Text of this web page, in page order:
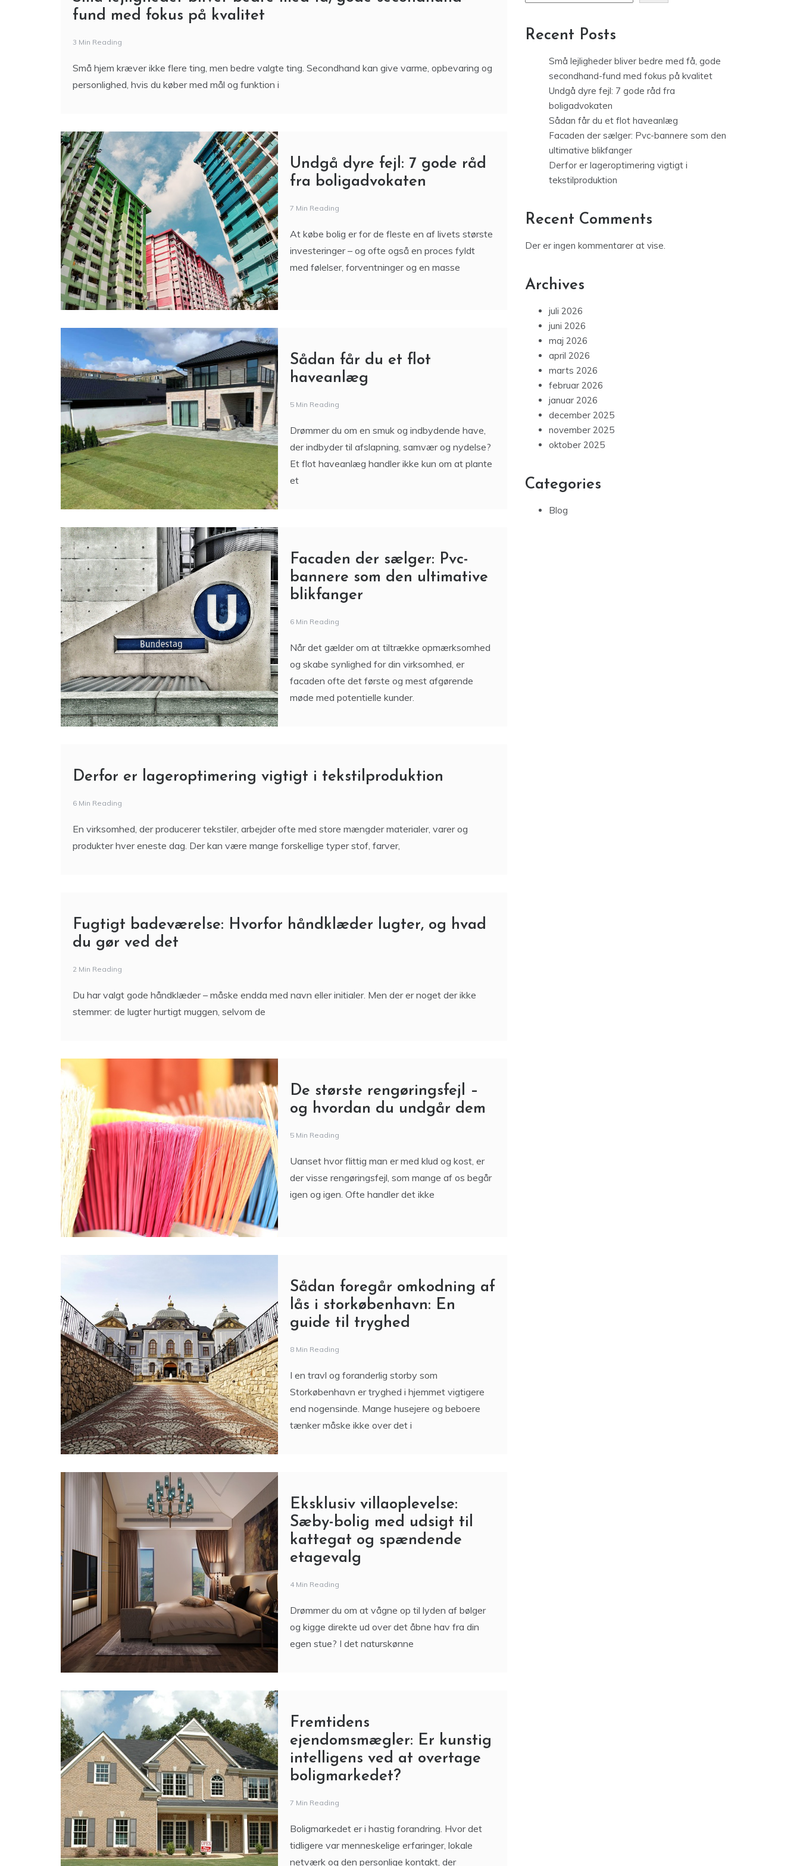
fund med fokus på kvalitet
3 Min Reading
Små hjem kræver ikke flere ting, men bedre valgte ting. Secondhand kan give varme, opbevaring og
personlighed, hvis du køber med mål og funktion i
Undgå dyre fejl: 7 gode råd
fra boligadvokaten
7 Min Reading
At købe bolig er for de fleste en af livets største
investeringer – og ofte også en proces fyldt
med følelser, forventninger og en masse
Sådan får du et flot
haveanlæg
5 Min Reading
Drømmer du om en smuk og indbydende have,
der indbyder til afslapning, samvær og nydelse?
Et flot haveanlæg handler ikke kun om at plante
et
Facaden der sælger: Pvc-
bannere som den ultimative
blikfanger
6 Min Reading
Når det gælder om at tiltrække opmærksomhed
og skabe synlighed for din virksomhed, er
facaden ofte det første og mest afgørende
møde med potentielle kunder.
Derfor er lageroptimering vigtigt i tekstilproduktion
6 Min Reading
En virksomhed, der producerer tekstiler, arbejder ofte med store mængder materialer, varer og
produkter hver eneste dag. Der kan være mange forskellige typer stof, farver,
Fugtigt badeværelse: Hvorfor håndklæder lugter, og hvad
du gør ved det
2 Min Reading
Du har valgt gode håndklæder – måske endda med navn eller initialer. Men der er noget der ikke
stemmer: de lugter hurtigt muggen, selvom de
De største rengøringsfejl –
og hvordan du undgår dem
5 Min Reading
Uanset hvor flittig man er med klud og kost, er
der visse rengøringsfejl, som mange af os begår
igen og igen. Ofte handler det ikke
Sådan foregår omkodning af
lås i storkøbenhavn: En
guide til tryghed
8 Min Reading
I en travl og foranderlig storby som
Storkøbenhavn er tryghed i hjemmet vigtigere
end nogensinde. Mange husejere og beboere
tænker måske ikke over det i
Eksklusiv villaoplevelse:
Sæby-bolig med udsigt til
kattegat og spændende
etagevalg
4 Min Reading
Drømmer du om at vågne op til lyden af bølger
og kigge direkte ud over det åbne hav fra din
egen stue? I det naturskønne
Fremtidens
ejendomsmægler: Er kunstig
intelligens ved at overtage
boligmarkedet?
7 Min Reading
Boligmarkedet er i hastig forandring. Hvor det
tidligere var menneskelige erfaringer, lokale
netværk og den personlige kontakt, der
Recent Posts
Små lejligheder bliver bedre med få, gode
secondhand-fund med fokus på kvalitet
Undgå dyre fejl: 7 gode råd fra
boligadvokaten
Sådan får du et flot haveanlæg
Facaden der sælger: Pvc-bannere som den
ultimative blikfanger
Derfor er lageroptimering vigtigt i
tekstilproduktion
Recent Comments
Der er ingen kommentarer at vise.
Archives
juli 2026
juni 2026
maj 2026
april 2026
marts 2026
februar 2026
januar 2026
december 2025
november 2025
oktober 2025
Categories
Blog